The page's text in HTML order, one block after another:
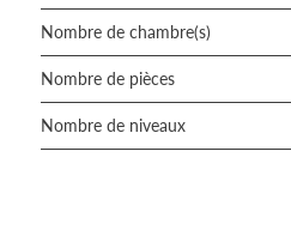
Nombre de chambre(s)
Nombre de pièces
Nombre de niveaux